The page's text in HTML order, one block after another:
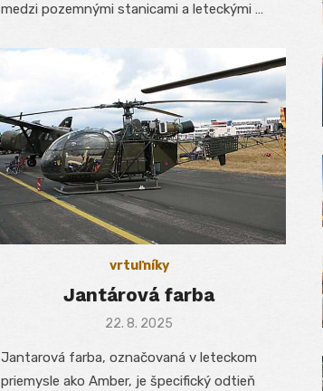
medzi pozemnými stanicami a leteckými …
vrtuľníky
Jantárová farba
Posted
22. 8. 2025
Jantarová farba, označovaná v leteckom
priemysle ako Amber, je špecifický odtieň